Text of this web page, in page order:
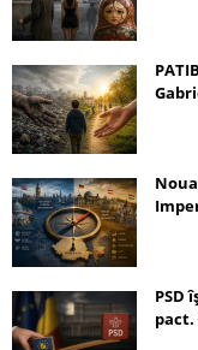
PSD
pact.